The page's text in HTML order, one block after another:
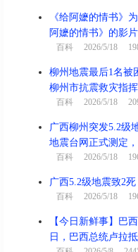
《给阿嬷的情书》
阿嬷的情书》的影
百科 2026/5/18
柳州地震最后1名
柳州市抗震救灾指
百科 2026/5/18
广西柳州突发5.2级
地震台网正式测定
百科 2026/5/18
广西5.2级地震致2
百科 2026/5/18
【今日新鲜事】巴
日，巴西总统卢拉